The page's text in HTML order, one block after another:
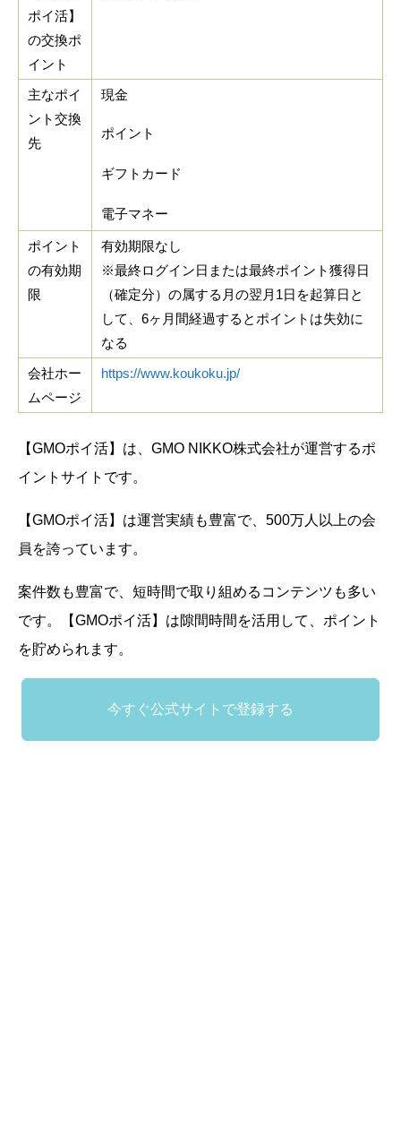
ポイ活】
の交換ポ
イント
主なポイ
ント交換
先
現金
ポイント
ギフトカード
電子マネー
ポイント
の有効期
限
有効期限なし
※最終ログイン日または最終ポイント獲得日
（確定分）の属する月の翌月1日を起算日と
して、6ヶ月間経過すると ポイントは失効に
なる
会社ホー
ムページ
https://www.koukoku.jp/
【GMOポイ活】は、GMO NIKKO株式会社が運営するポ
イントサイトです。
【GMOポイ活】は運営実績も豊富で、500万人以上の会
員を誇っています。
案件数も豊富で、短時間で取り組めるコンテンツも多い
です。【GMOポイ活】は隙間時間を活用して、ポイント
を貯められます。
今すぐ公式サイトで登録する